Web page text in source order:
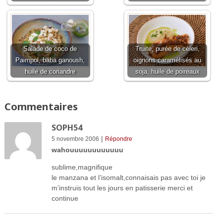
Salade de coco de
Paimpol, baba ganoush,
huile de coriandre
Truite, purée de céleri,
oignons caramélisés au
soja, huile de poireaux
Commentaires
SOPH54
5 novembre 2006 | Répondre
wahouuuuuuuuuuuu
sublime,magnifique
le manzana et l’isomalt,connaisais pas avec toi je
m’instruis tout les jours en patisserie merci et
continue